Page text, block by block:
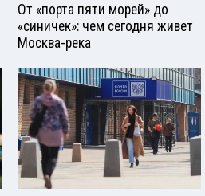
От «порта пяти морей» до
«синичек»: чем сегодня живет
Москва-река